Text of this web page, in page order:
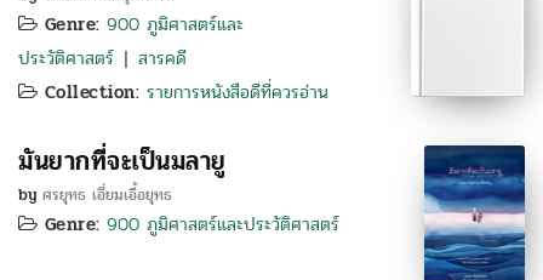
Genre: 900 ภูมิศาสตร์และ
ประวัติศาสตร์ | สารคดี
Collection: รายการหนังสือดีที่ควรอ่าน
มันยากที่จะเป็นมลายู
by ศรยุทธ เอี่ยมเอื้อยุทธ
Genre: 900 ภูมิศาสตร์และประวัติศาสตร์